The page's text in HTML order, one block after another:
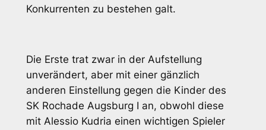
Konkurrenten zu bestehen galt.
Die Erste trat zwar in der Aufstellung
unverändert, aber mit einer gänzlich
anderen Einstellung gegen die Kinder des
SK Rochade Augsburg I an, obwohl diese
mit Alessio Kudria einen wichtigen Spieler